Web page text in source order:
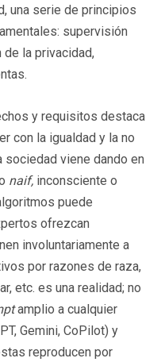
una serie de principios
supervisión
la privacidad,
y requisitos destaca
con la igualdad y la no
sociedad viene dando en
naif, inconsciente o
puede
ofrezcan
involuntariamente a
por razones de raza,
etc. es una realidad; no
amplio a cualquier
Gemini, CoPilot) y
reproducen por